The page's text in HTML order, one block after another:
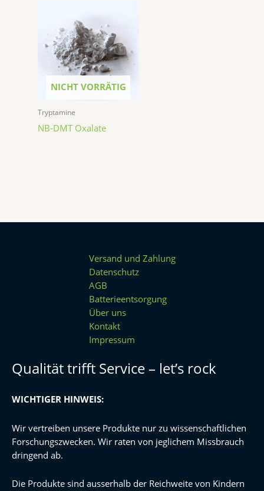
NICHT VORRÄTIG
Tryptamine
NB-DMT Oxalate
Versand und Zahlung
Datenschutz
AGB
Batterieentsorgung
Über uns
Kontakt
Impressum
Qualität trifft Service – let’s rock
WICHTIGER HINWEIS:
Wir vertreiben unsere Produkte nur zu wissenschaftlichen
Forschungszwecken. Wir raten von jeglichem Missbrauch
dringend ab.
Die Produkte sind ausserhalb der Reichweite von Kindern